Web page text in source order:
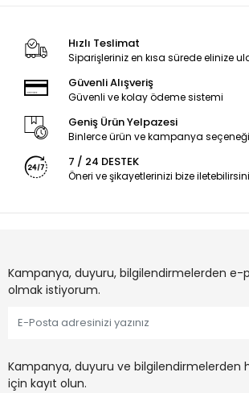
Hızlı Teslimat
Siparişleriniz en kısa sürede elinize
Güvenli Alışveriş
Güvenli ve kolay ödeme sistemi
Geniş Ürün Yelpazesi
Binlerce ürün ve kampanya seçeneği
7 / 24 DESTEK
Öneri ve şikayetlerinizi bize
Kampanya, duyuru, bilgilendirmelerden e-
olmak istiyorum.
Kampanya, duyuru ve bilgilendirmelerden
için kayıt olun.